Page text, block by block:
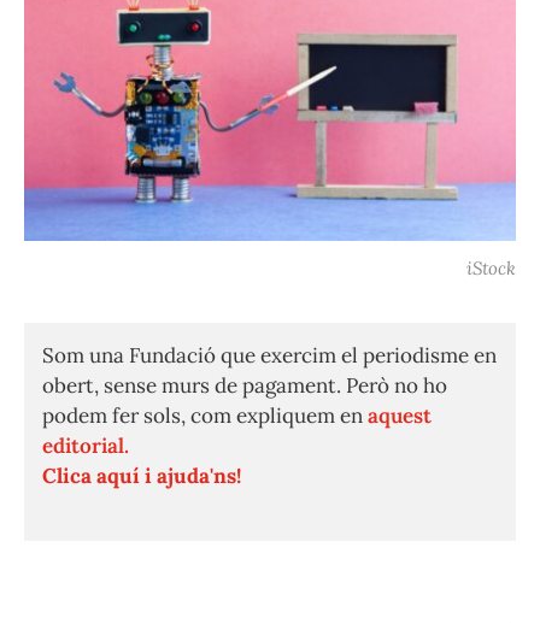
iStock
Som una Fundació que exercim el periodisme en
obert, sense murs de pagament. Però no ho
podem fer sols, com expliquem enaquest
editorial.
Clica aquí i ajuda'ns!